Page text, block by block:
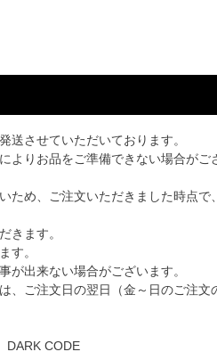
送させていただいております。
よりお品をご準備できない場合がご
ため、ご注文いただきました時点
きます。
す。
が出来ない場合がございます。
、ご注文日の翌日（金～日のご注